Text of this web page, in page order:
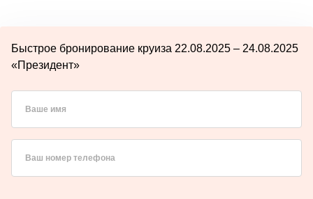
Быстрое бронирование круиза 22.08.2025 – 24.08.2025
«Президент»
Ваше имя
Ваш номер телефона